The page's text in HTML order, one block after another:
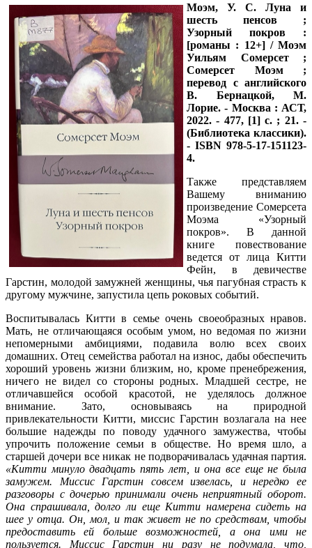
Моэм, У. С. Луна и
шесть пенсов ;
Узорный покров :
[романы : 12+] / Моэм
Уильям Сомерсет ;
Сомерсет Моэм ;
перевод с английского
В. Бернацкой, М.
Лорие. - Москва : АСТ,
2022. - 477, [1] с. ; 21. -
(Библиотека классики).
- ISBN 978-5-17-151123-
4.
Также представляем
Вашему вниманию
произведение Сомерсета
Моэма «Узорный
покров». В данной
книге повествование
ведется от лица Китти
Фейн, в девичестве
Гарстин, молодой замужней женщины, чья пагубная страсть к
другому мужчине, запустила цепь роковых событий.
Воспитывалась Китти в семье очень своеобразных нравов.
Мать, не отличающаяся особым умом, но ведомая по жизни
непомерными амбициями, подавила волю всех своих
домашних. Отец семейства работал на износ, дабы обеспечить
хороший уровень жизни близким, но, кроме пренебрежения,
ничего не видел со стороны родных. Младшей сестре, не
отличавшейся особой красотой, не уделялось должное
внимание. Зато, основываясь на природной
привлекательности Китти, миссис Гарстин возлагала на нее
большие надежды по поводу удачного замужества, чтобы
упрочить положение семьи в обществе. Но время шло, а
старшей дочери все никак не подворачивалась удачная партия.
«Китти минуло двадцать пять лет, и она все еще не была
замужем. Миссис Гарстин совсем извелась, и нередко ее
разговоры с дочерью принимали очень неприятный оборот.
Она спрашивала, долго ли еще Китти намерена сидеть на
шее у отца. Он, мол, и так живет не по средствам, чтобы
предоставить ей больше возможностей, а она ими не
пользуется. Миссис Гарстин ни разу не подумала, что,